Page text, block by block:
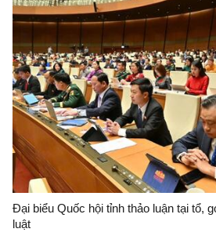
Đại biểu Quốc hội tỉnh thảo luận tại tổ,
luật